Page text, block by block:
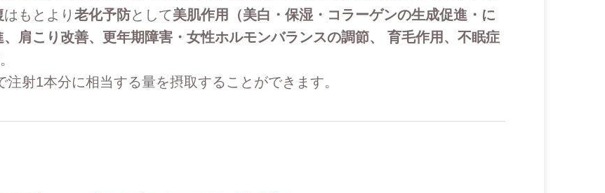
はもとより 老化予防として美肌作用（美白・保湿・コラーゲンの生成促進・に
肩こり改善、更年期障害・女性ホルモンバランスの調節、 育毛作用、不眠症
射1本分に相当する量を摂取することができます。